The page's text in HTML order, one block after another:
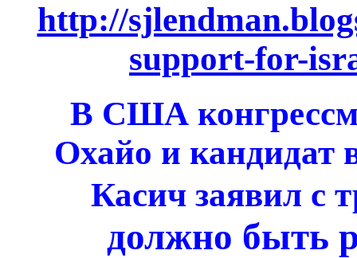
http://
support-for-
В США
Охайо и кандидат
Касич заявил с
должно быть